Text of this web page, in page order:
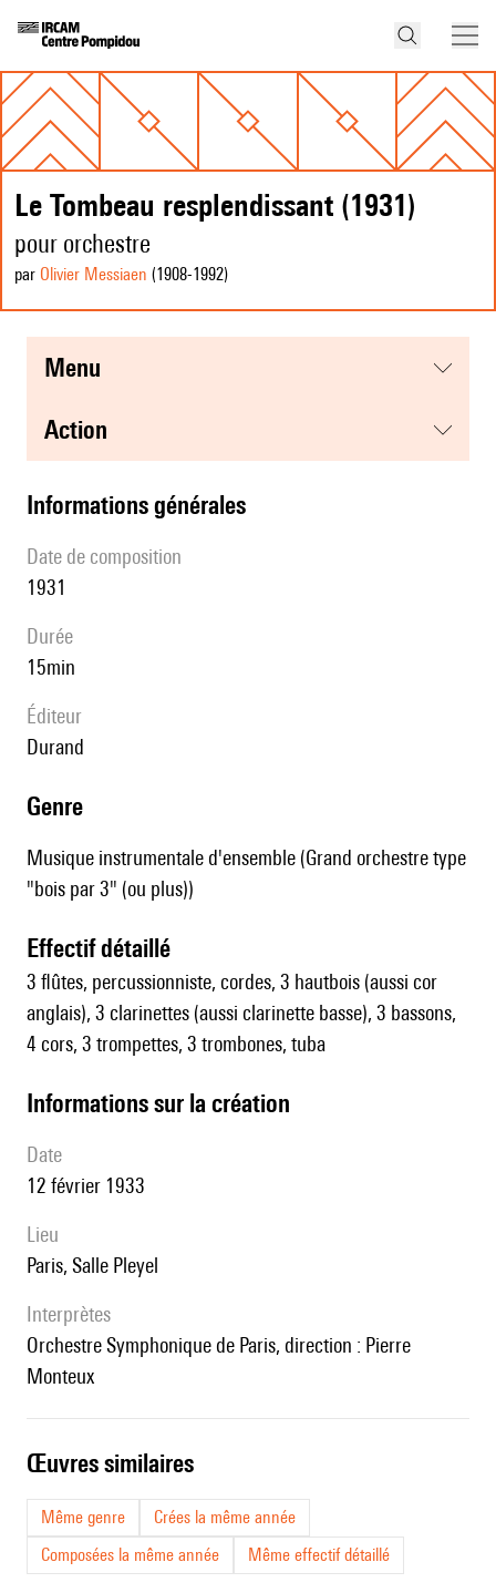
Le Tombeau resplendissant (1931)
pour orchestre
par Olivier Messiaen (1908-1992)
menu
action
informations générales
date de composition
1931
durée
15min
éditeur
Durand
genre
Musique instrumentale d'ensemble (Grand orchestre type
"bois par 3" (ou plus))
effectif détaillé
3 flûtes, percussionniste, cordes, 3 hautbois (aussi cor
anglais), 3 clarinettes (aussi clarinette basse), 3 bassons,
4 cors, 3 trompettes, 3 trombones, tuba
informations sur la création
date
12 février 1933
lieu
Paris, Salle Pleyel
interprètes
Orchestre Symphonique de Paris, direction : Pierre
Monteux
œuvres similaires
Même genre
Crées la même année
Composées la même année
Même effectif détaillé